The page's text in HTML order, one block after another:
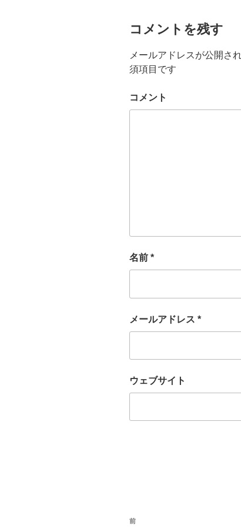
コメントを残す
メールアドレスが公開さ
須項目です
コメント
名前 *
メールアドレス *
ウェブサイト
投
過
前